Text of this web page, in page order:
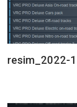
resim_2022-